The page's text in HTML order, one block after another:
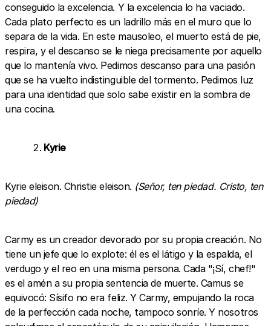
conseguido la excelencia. Y la excelencia lo ha vaciado.
Cada plato perfecto es un ladrillo más en el muro que lo
separa de la vida. En este mausoleo, el muerto está de pie,
respira, y el descanso se le niega precisamente por aquello
que lo mantenía vivo. Pedimos descanso para una pasión
que se ha vuelto indistinguible del tormento. Pedimos luz
para una identidad que solo sabe existir en la sombra de
una cocina.
Kyrie
Kyrie eleison. Christie eleison. (Señor, ten piedad. Cristo, ten
piedad)
Carmy es un creador devorado por su propia creación. No
tiene un jefe que lo explote: él es el látigo y la espalda, el
verdugo y el reo en una misma persona. Cada "¡Sí, chef!"
es el amén a su propia sentencia de muerte. Camus se
equivocó: Sísifo no era feliz. Y Carmy, empujando la roca
de la perfección cada noche, tampoco sonríe. Y nosotros